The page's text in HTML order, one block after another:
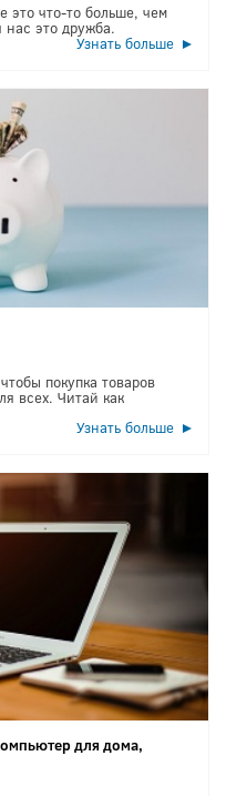
это что-то больше, чем
нас это дружба.
Узнать больше
покупка товаров
всех. Читай как
Узнать больше
для дома,